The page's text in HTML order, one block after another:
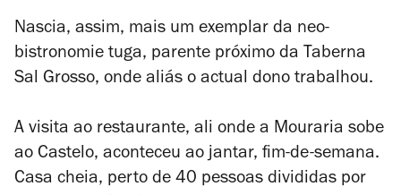
Nascia, assim, mais um exemplar da neo-
bistronomie tuga, parente próximo da Taberna
Sal Grosso, onde aliás o actual dono trabalhou.
A visita ao restaurante, ali onde a Mouraria sobe
ao Castelo, aconteceu ao jantar, fim-de-semana.
Casa cheia, perto de 40 pessoas divididas por